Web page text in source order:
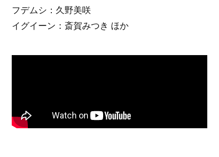
フデムシ：久野美咲
イグイーン：斎賀みつき ほか